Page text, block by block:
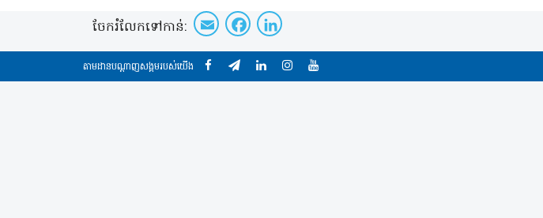
ចែក​រំលែក​ទៅកាន់​: EmailFacebook
តាមដានបណ្ដាញសង្គមរបស់យើង